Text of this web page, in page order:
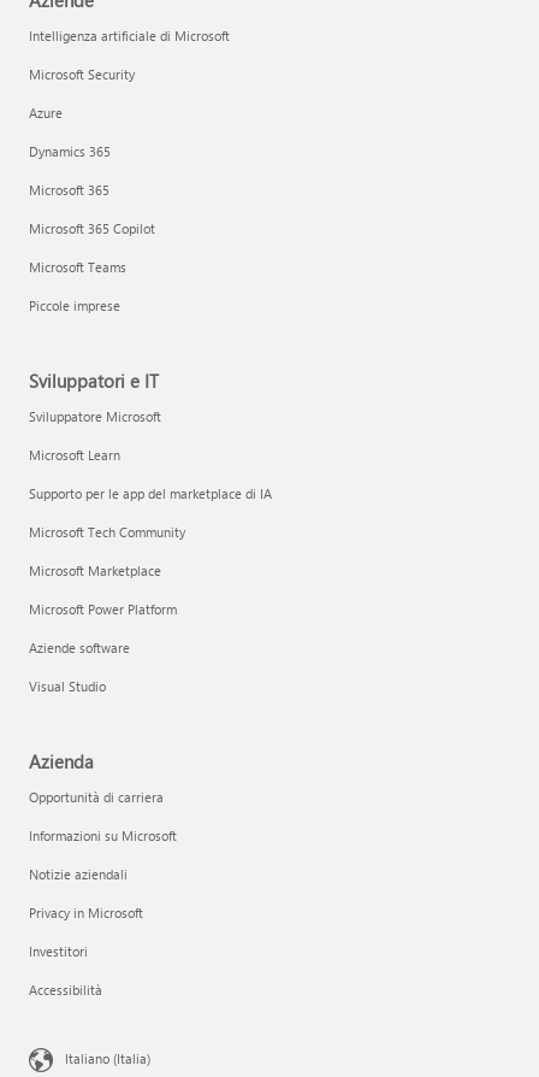
Intelligenza artificiale di Microsoft
Microsoft Security
Azure
Dynamics 365
Microsoft 365
Microsoft 365 Copilot
Microsoft Teams
Piccole imprese
Sviluppatori e IT
Sviluppatore Microsoft
Microsoft Learn
Supporto per le app del marketplace di IA
Microsoft Tech Community
Microsoft Marketplace
Microsoft Power Platform
Aziende software
Visual Studio
Azienda
Opportunità di carriera
Informazioni su Microsoft
Notizie aziendali
Privacy in Microsoft
Investitori
Accessibilità
Italiano (Italia)